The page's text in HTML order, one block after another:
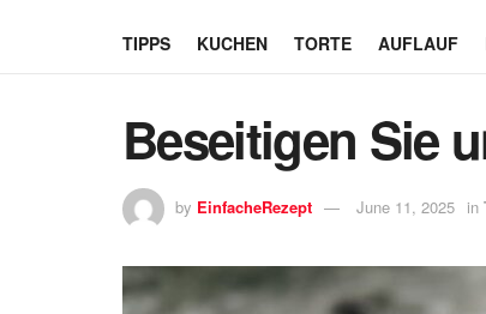
TIPPS KUCHEN TORTE AUFLAUF
Beseitigen Sie
by EinfacheRezept June 11, 2025 in